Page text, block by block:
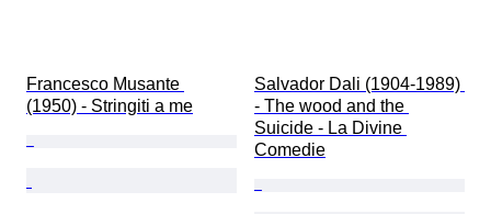
Francesco Musante
(1950) - Stringiti a me
Salvador Dali (1904-1989)
- The wood and the
Suicide - La Divine
Comedie